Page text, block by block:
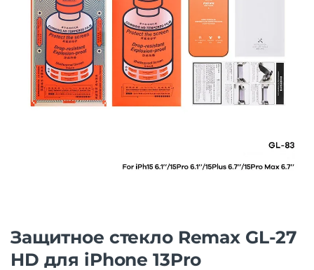
Защитнoe cтекло Remax GL-27
HD для iPhone 13Pro